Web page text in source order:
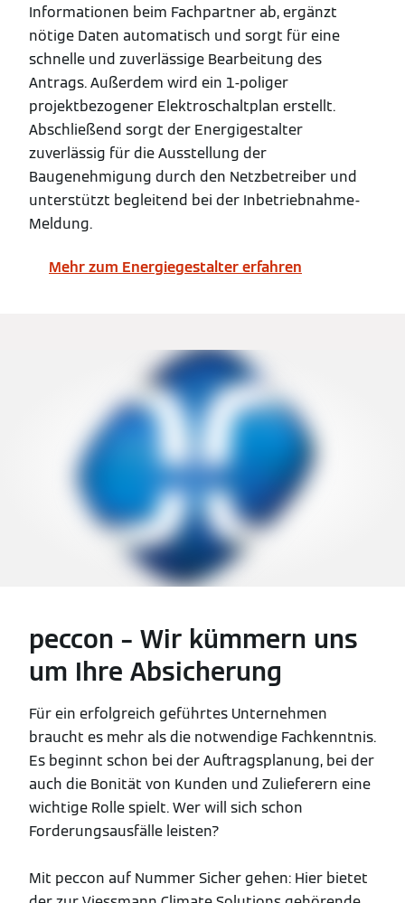
Informationen beim Fachpartner ab, ergänzt
nötige Daten automatisch und sorgt für eine
schnelle und zuverlässige Bearbeitung des
Antrags. Außerdem wird ein 1-poliger
projektbezogener Elektroschaltplan erstellt.
Abschließend sorgt der Energigestalter
zuverlässig für die Ausstellung der
Baugenehmigung durch den Netzbetreiber und
unterstützt begleitend bei der Inbetriebnahme-
Meldung.
Mehr zum Energiegestalter erfahren
peccon – Wir kümmern uns
um Ihre Absicherung
Für ein erfolgreich geführtes Unternehmen
braucht es mehr als die notwendige Fachkenntnis.
Es beginnt schon bei der Auftragsplanung, bei der
auch die Bonität von Kunden und Zulieferern eine
wichtige Rolle spielt. Wer will sich schon
Forderungsausfälle leisten?
Mit peccon auf Nummer Sicher gehen: Hier bietet